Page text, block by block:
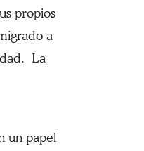
propios
a
La
un papel